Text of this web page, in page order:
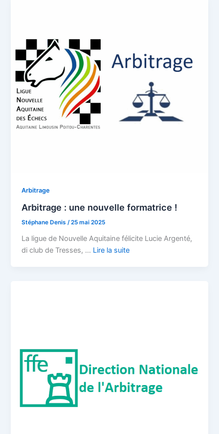
Arbitrage
Arbitrage : une nouvelle formatrice !
Stéphane Denis/25 mai 2025
La ligue de Nouvelle Aquitaine félicite Lucie Argenté,
di club de Tresses, … Lire la suite